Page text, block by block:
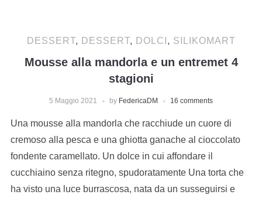
DESSERT, DESSERT, DOLCI , SILIKOMART
Mousse alla mandorla e un entremet 4
stagioni
5 Maggio 2021 by FedericaDM 16 comments
Una mousse alla mandorla che racchiude un cuore di
cremoso alla pesca e una ghiotta ganache al cioccolato
fondente caramellato. Un dolce in cui affondare il
cucchiaino senza ritegno, spudoratamente Una torta che
ha visto una luce burrascosa, nata da un susseguirsi e